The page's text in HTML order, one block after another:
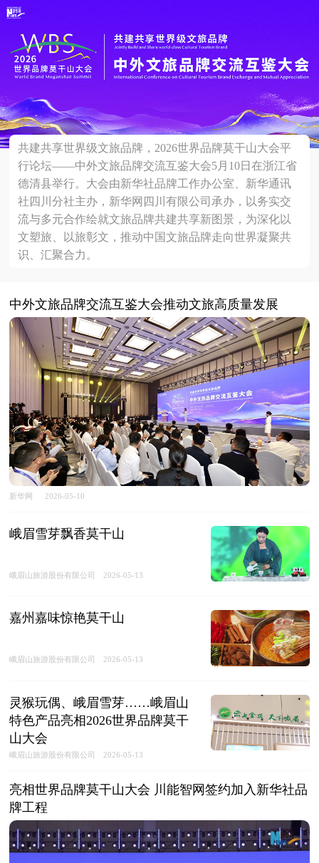
共建共享世界级文旅品牌，2026世界品牌莫干山大会平
行论坛——中外文旅品牌交流互鉴大会5月10日在浙江省
德清县举行。大会由新华社品牌工作办公室、新华通讯
社四川分社主办，新华网四川有限公司承办，以务实交
流与多元合作绘就文旅品牌共建共享新图景，为深化以
文塑旅、以旅彰文，推动中国文旅品牌走向世界凝聚共
识、汇聚合力。
中外文旅品牌交流互鉴大会推动文旅高质量发展
新华网 2026-05-10
峨眉雪芽飘香莫干山
峨眉山旅游股份有限公司 2026-05-13
嘉州嘉味惊艳莫干山
峨眉山旅游股份有限公司 2026-05-13
灵猴玩偶、峨眉雪芽……峨眉山
特色产品亮相2026世界品牌莫干
山大会
峨眉山旅游股份有限公司 2026-05-13
亮相世界品牌莫干山大会 川能智网签约加入新华社品
牌工程